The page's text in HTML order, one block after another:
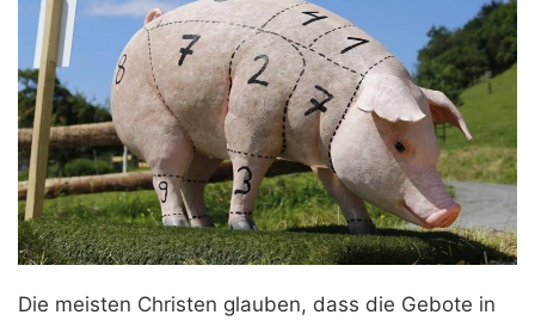
Die meisten Christen glauben, dass die Gebote in